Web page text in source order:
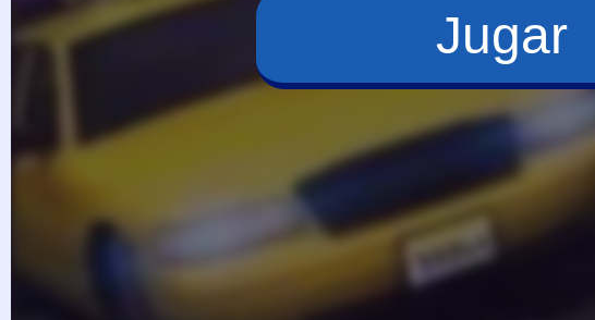
Jugar